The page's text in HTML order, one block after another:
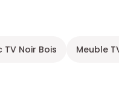
TV Noir Bois Meuble